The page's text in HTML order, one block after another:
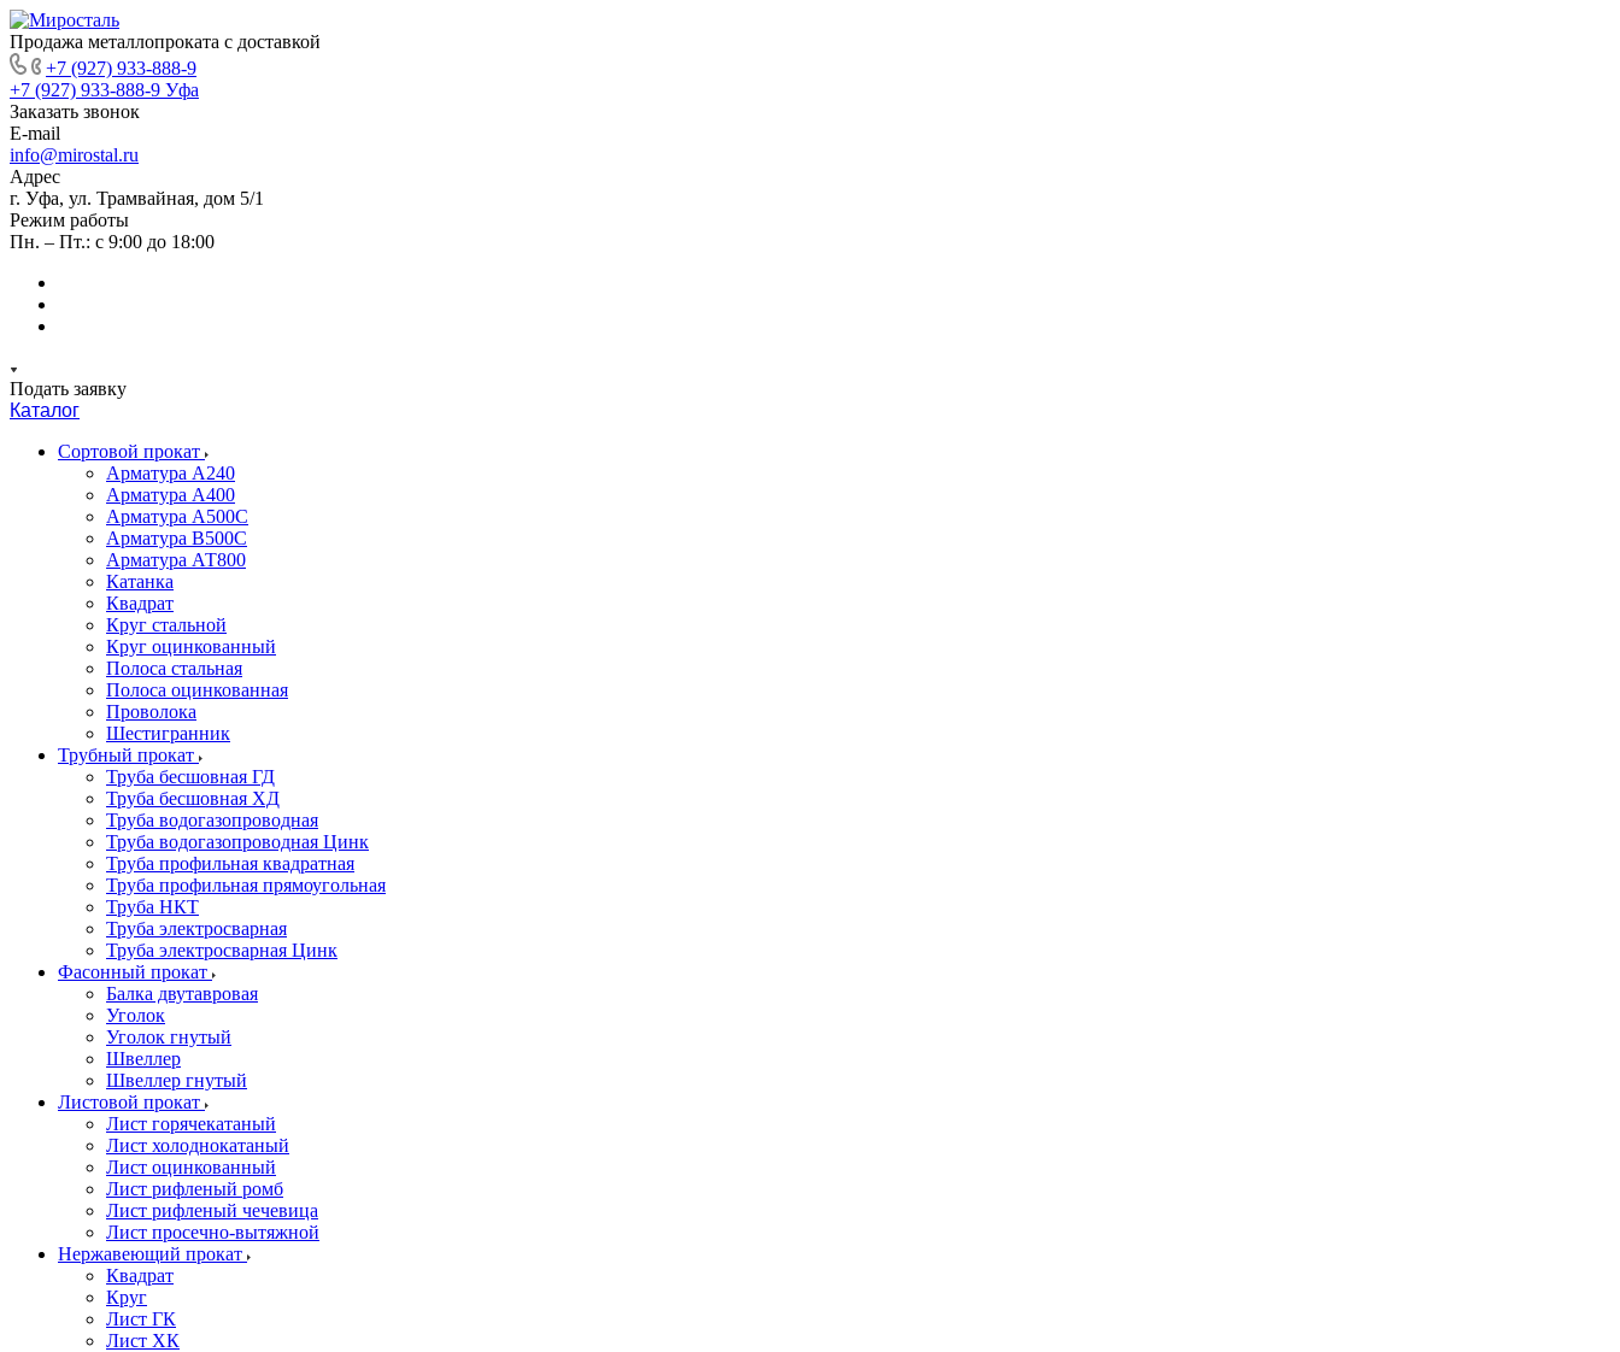
Продажа металлопроката с доставкой
+7 (927) 933-888-9
+7 (927) 933-888-9 Уфа
Заказать звонок
E-mail
info@mirostal.ru
Адрес
г. Уфа, ул. Трамвайная, дом 5/1
Режим работы
Пн. – Пт.: с 9:00 до 18:00
Подать заявку
Каталог
Сортовой прокат
Арматура А240
Арматура А400
Арматура А500C
Арматура В500С
Арматура АТ800
Катанка
Квадрат
Круг стальной
Круг оцинкованный
Полоса стальная
Полоса оцинкованная
Проволока
Шестигранник
Трубный прокат
Труба бесшовная ГД
Труба бесшовная ХД
Труба водогазопроводная
Труба водогазопроводная Цинк
Труба профильная квадратная
Труба профильная прямоугольная
Труба НКТ
Труба электросварная
Труба электросварная Цинк
Фасонный прокат
Балка двутавровая
Уголок
Уголок гнутый
Швеллер
Швеллер гнутый
Листовой прокат
Лист горячекатаный
Лист холоднокатаный
Лист оцинкованный
Лист рифленый ромб
Лист рифленый чечевица
Лист просечно-вытяжной
Нержавеющий прокат
Квадрат
Круг
Лист ГК
Лист ХК